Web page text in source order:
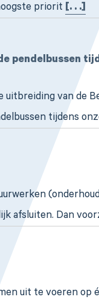
priorit [. . .]
pendelbussen
uitbreiding van de
tijdens
afsluiten. Dan
uit te voeren op